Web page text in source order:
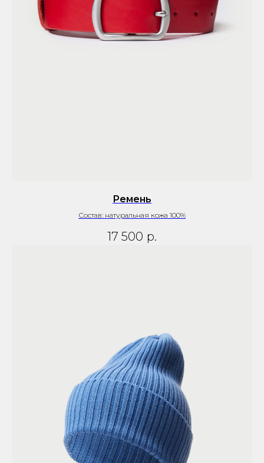
Ремень
Состав: натуральная кожа 100%
17 500 р.